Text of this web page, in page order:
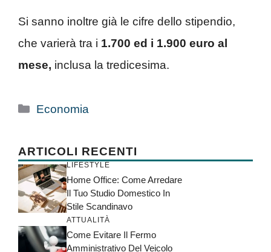
Si sanno inoltre già le cifre dello stipendio,
che varierà tra i 1.700 ed i 1.900 euro al
mese, inclusa la tredicesima.
Categorie
Economia
ARTICOLI RECENTI
LIFESTYLE
Home Office: Come Arredare
Il Tuo Studio Domestico In
Stile Scandinavo
ATTUALITÀ
Come Evitare Il Fermo
Amministrativo Del Veicolo